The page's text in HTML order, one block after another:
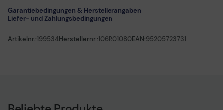
Garantiebedingungen & Herstellerangaben
Liefer- und Zahlungsbedingungen
Artikelnr.:199534Herstellernr.:106R01080EAN:95205723731